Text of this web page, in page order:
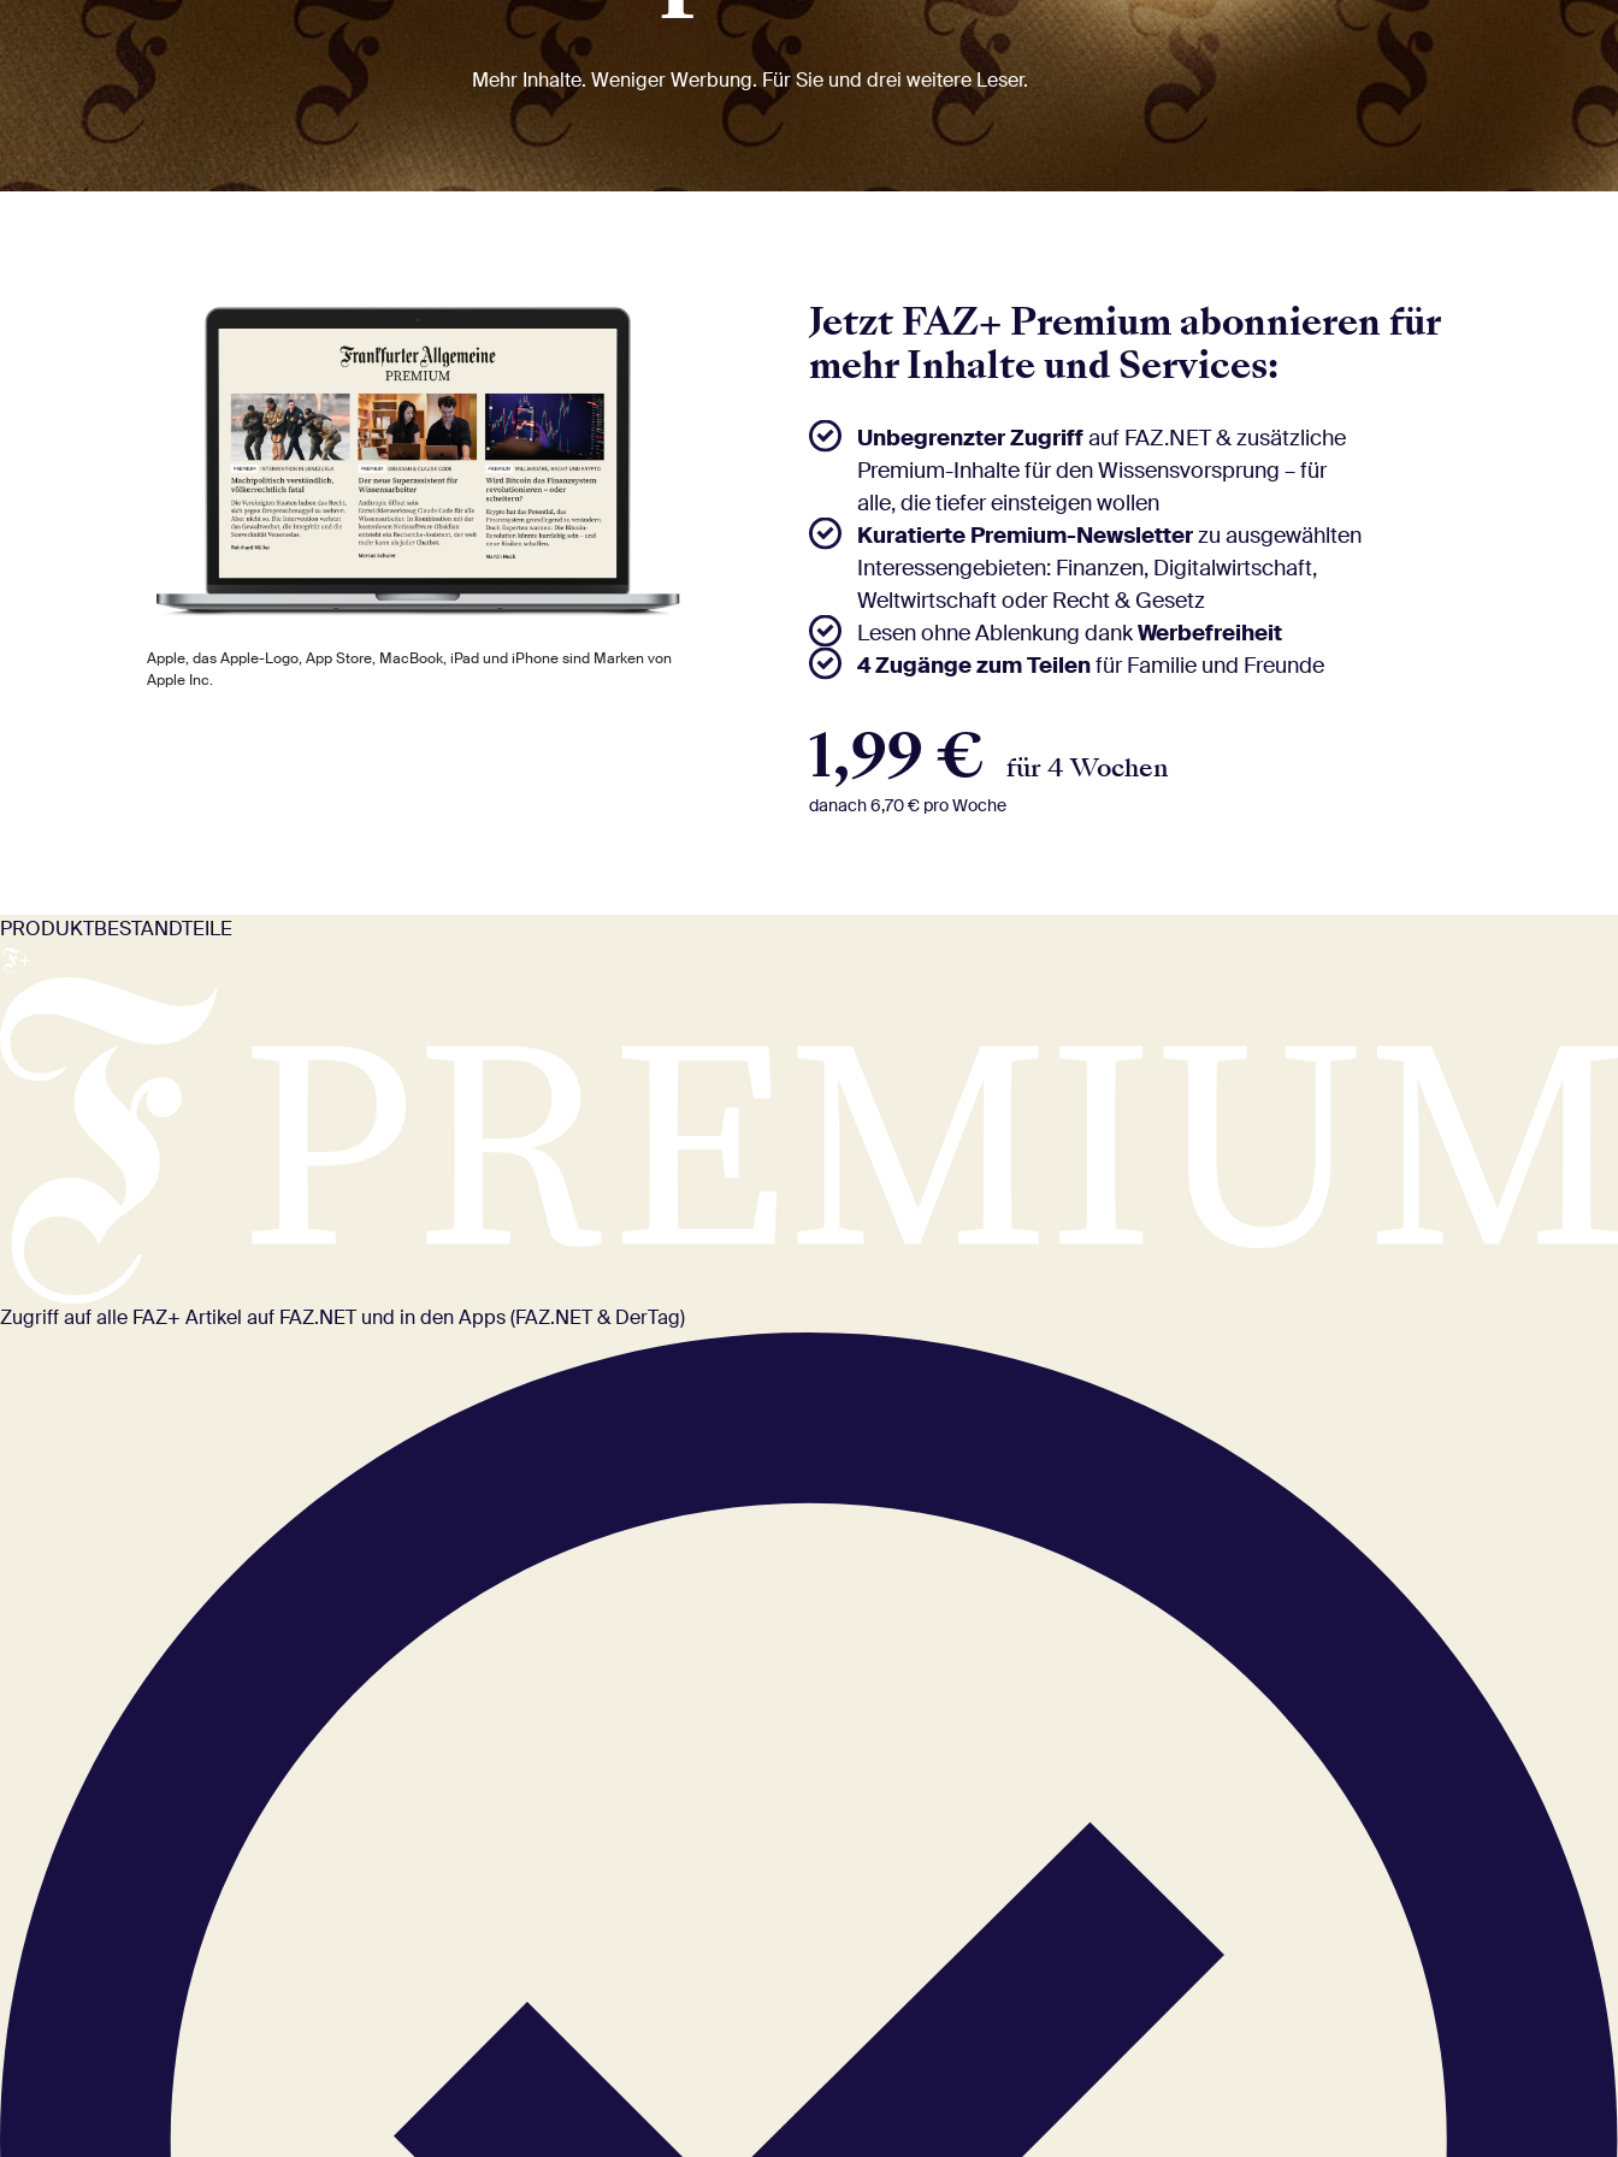
Mehr Inhalte. Weniger Werbung. Für Sie und drei weitere Leser.
Apple, das Apple-Logo, App Store, MacBook, iPad und iPhone sind Marken von
Apple Inc.
Jetzt FAZ+ Premium abonnieren für
mehr Inhalte und Services:
Unbegrenzter Zugriffauf FAZ.NET & zusätzliche
Premium-Inhalte für den Wissensvorsprung – für
alle, die tiefer einsteigen wollen
Kuratierte Premium-Newsletterzu ausgewählten
Interessengebieten: Finanzen, Digitalwirtschaft,
Weltwirtschaft oder Recht & Gesetz
Lesen ohne Ablenkung dankWerbefreiheit
4 Zugänge zum Teilenfür Familie und Freunde
1,99 € für 4 Wochen
danach 6,70 € pro Woche
PRODUKT­BESTANDTEILE
Zugriff auf alle FAZ+ Artikel auf FAZ.NET und in den Apps (FAZ.NET & DerTag)